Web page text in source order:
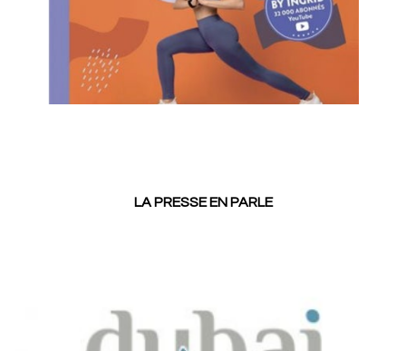
LA PRESSE EN PARLE